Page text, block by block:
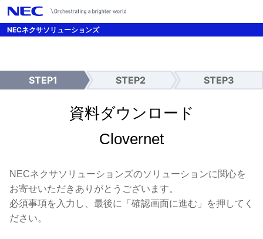
/*UTMパラメーター引継ぎ設定 */
NECネクサソリューションズ
STEP1
入
STEP2
確
STEP3
送
完
了
資料ダウンロード
Clovernet
NECネクサソリューションズのソリューションに関心を
お寄せいただきありがとうございます。
必須事項を入力し、最後に「確認画面に進む」を押してく
ださい。